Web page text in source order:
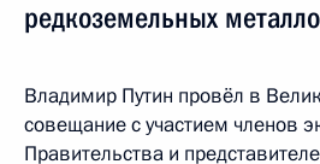
редкоземельных
Владимир Путин провёл в
совещание с участием членов
Правительства и